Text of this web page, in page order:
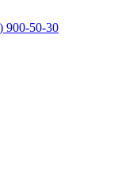
900-50-30